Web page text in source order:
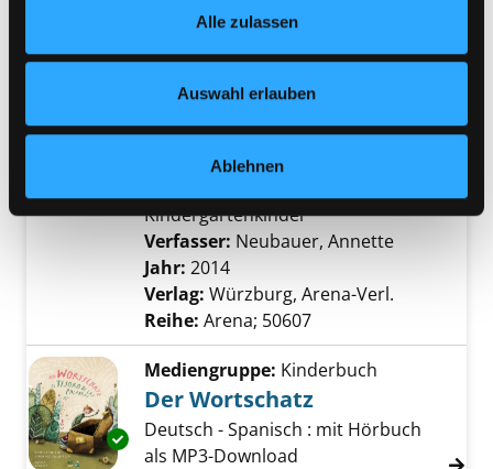
jederzeit widerrufen und Ihre Einstellungen verändern.
Nähere Informationen finden Sie in unserer
Alle zulassen
Auswahl erlauben
Ablehnen
Suche nach diesem Verfasser
2009Verlag:Berlin, Das Netz
Exemplar-Details von Knuff und seine
Mediengruppe:Kinderbuch
Knuff und seine Freunde
entdecken die Sprache
Kindergartenkinder
Verfasser: Neubauer, Annette
Jahr: 2014
Verlag: Würzburg, Arena-Verl.
Reihe: Arena; 50607
Exemplar-Details von Der Wortschatz
Mediengruppe: Kinderbuch
Der Wortschatz
Deutsch - Spanisch : mit Hörbuch
als MP3-Download